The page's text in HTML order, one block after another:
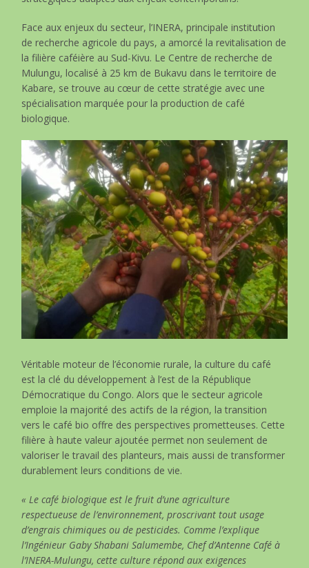
Face aux enjeux du secteur, l’INERA, principale institution
de recherche agricole du pays, a amorcé la revitalisation de
la filière caféière au Sud-Kivu. Le Centre de recherche de
Mulungu, localisé à 25 km de Bukavu dans le territoire de
Kabare, se trouve au cœur de cette stratégie avec une
spécialisation marquée pour la production de café
biologique.
Véritable moteur de l’économie rurale, la culture du café
est la clé du développement à l’est de la République
Démocratique du Congo. Alors que le secteur agricole
emploie la majorité des actifs de la région, la transition
vers le café bio offre des perspectives prometteuses. Cette
filière à haute valeur ajoutée permet non seulement de
valoriser le travail des planteurs, mais aussi de transformer
durablement leurs conditions de vie.
« Le café biologique est le fruit d’une agriculture
respectueuse de l’environnement, proscrivant tout usage
d’engrais chimiques ou de pesticides. Comme l’explique
l’Ingénieur Gaby Shabani Salumembe, Chef d’Antenne Café à
l’INERA-Mulungu, cette culture répond aux exigences